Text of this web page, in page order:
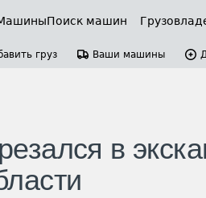
Поиск машин
груз Ваши машины
в